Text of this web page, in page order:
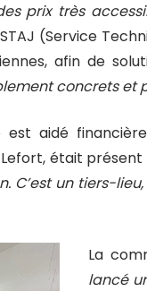
prix très
(Service
afin de
concrets et
est aidé
était
C’est un tiers-
La
lancé